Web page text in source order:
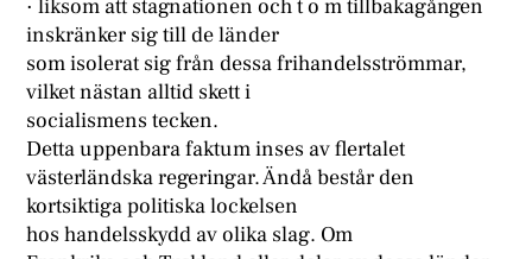
· liksom att stagnationen och t o m tillbakagången
inskränker sig till de länder
som isolerat sig från dessa frihandelsströmmar,
vilket nästan alltid skett i
socialismens tecken.
Detta uppenbara faktum inses av flertalet
västerländska regeringar. Ändå består den
kortsiktiga politiska lockelsen
hos handelsskydd av olika slag. Om